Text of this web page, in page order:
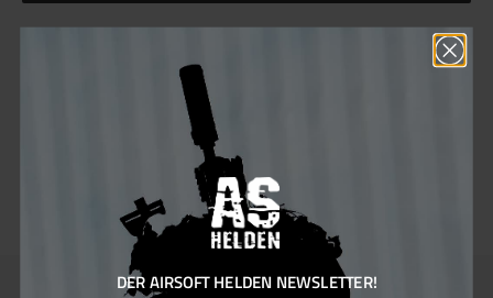
100051.5
Sie erhalten 8 Bonus Punkte für diese Bestellung
Schwarz
DER AIRSOFT HELDEN NEWSLETTER!